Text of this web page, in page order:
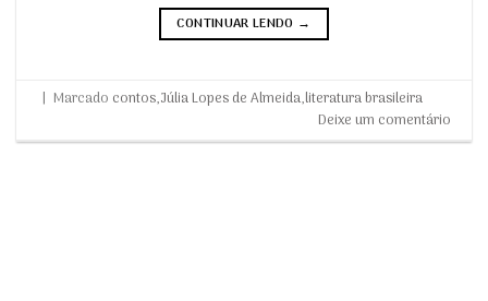
CONTINUAR LENDO →
| Marcado contos,Júlia Lopes de Almeida,literatura brasileira
Deixe um comentário